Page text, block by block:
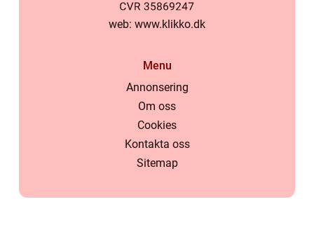
web: www.klikko.dk
Menu
Annonsering
Om oss
Cookies
Kontakta oss
Sitemap